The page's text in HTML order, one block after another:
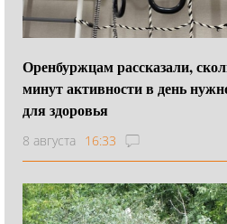
Оренбуржцам рассказали,
минут активности в день
для здоровья
8 августа 16:33